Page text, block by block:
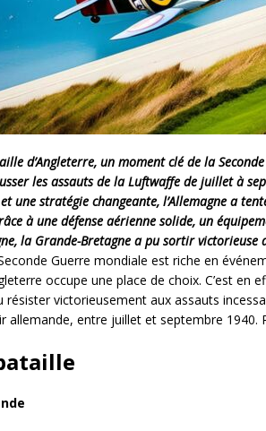
d’Angleterre, un moment clé de la
les assauts de la Luftwaffe de juillet à
une stratégie changeante, l’Allemagne a
à une défense aérienne solide, un
la Grande-Bretagne a pu sortir victorieuse
Guerre mondiale est riche en
occupe une place de choix. C’est en
résister victorieusement aux assauts
allemande, entre juillet et septembre